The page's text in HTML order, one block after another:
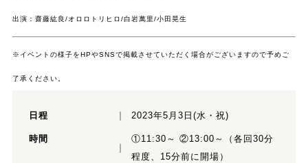
出演：齋藤紘良/オロロトリヒロ/白岩萬里/小田晃生
※イベントの様子をHPやSNSで掲載させていただく場合がございますので予めご
了承ください。
日程 2023年5月3日(水・祝)
時間
①11:30～ ②13:00～（各回30分
程度、15分前に開場）